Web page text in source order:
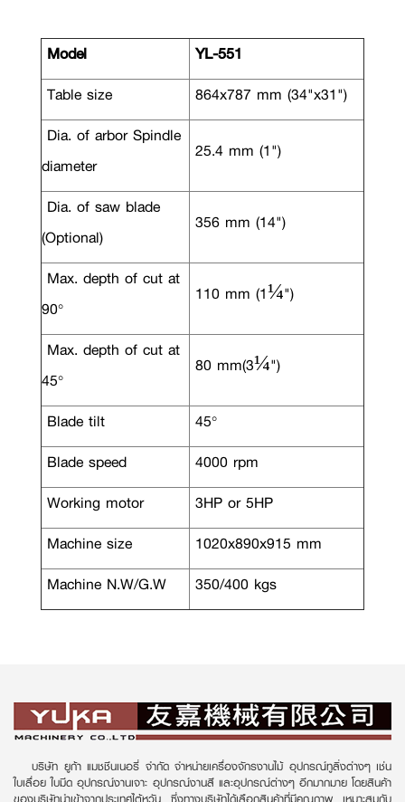
Model
YL-551
Table size
864x787 mm (34"x31")
Dia. of arbor Spindle
diameter
25.4 mm (1")
Dia. of saw blade
(Optional)
356 mm (14")
Max. depth of cut at
90°
110 mm (1¼")
Max. depth of cut at
45°
80 mm(3¼")
Blade tilt
45°
Blade speed
4000 rpm
Working motor
3HP or 5HP
Machine size
1020x890x915 mm
Machine N.W/G.W
350/400 kgs
บริษัท ยูก้า แมชชีนเนอรี่ จำกัด จำหน่ายเครื่องจักรงานไม้ อุปกรณ์ทูลิ่งต่างๆ เช่น
ใบเลื่อย ใบมีด อุปกรณ์งานเจาะ อุปกรณ์งานสี และอุปกรณ์ต่างๆ อีกมากมาย โดยสินค้า